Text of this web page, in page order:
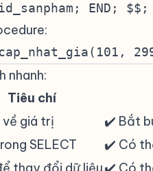
END; $$;
nhanh:
Tiêu chí
giá trị
✔️ Bắt
SELECT
✔️ Có